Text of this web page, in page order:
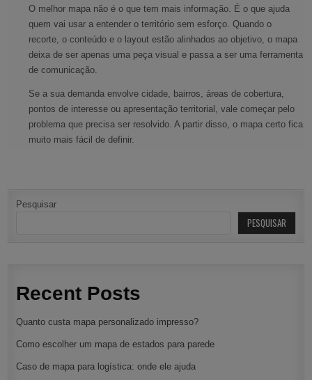
O melhor mapa não é o que tem mais informação. É o que ajuda
quem vai usar a entender o território sem esforço. Quando o
recorte, o conteúdo e o layout estão alinhados ao objetivo, o mapa
deixa de ser apenas uma peça visual e passa a ser uma ferramenta
de comunicação.
Se a sua demanda envolve cidade, bairros, áreas de cobertura,
pontos de interesse ou apresentação territorial, vale começar pelo
problema que precisa ser resolvido. A partir disso, o mapa certo fica
muito mais fácil de definir.
Pesquisar
PESQUISAR
Recent Posts
Quanto custa mapa personalizado impresso?
Como escolher um mapa de estados para parede
Caso de mapa para logística: onde ele ajuda